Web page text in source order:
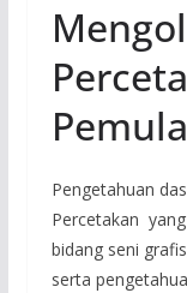
Pemula
Pengetahuan
Percetakan
bidang seni
serta